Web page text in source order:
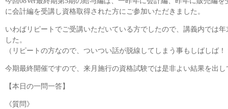
に会計編を受講し資格取得された方にご参加いただきました。
いわばリピートでご受講いただいている方でしたので、講義内では
した。
（リピートの方なので、ついつい話が脱線してしまう事もしばしば！
今期最終開催ですので、来月施行の資格試験では是非よい結果を出
【本日の一問一答】
《質問》